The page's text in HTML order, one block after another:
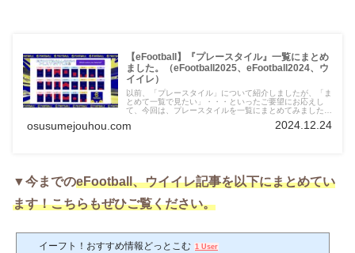
【eFootball】『プレースタイル』一覧にまとめ
ました。（eFootball2025、eFootball2024、ウ
イイレ）
以前、「プレースタイル」について紹介しましたが、「ま
とめて一覧で見たい」・・・といったご要望にお応えし
て、今回は、プレースタイルを一覧にまとめてみましたの
くお願いします。新記事の情報や、どうでも良いことつぶ
osusumejouhou.com 2024.12.24
▼今までのeFootball、ウイイレ記事を以下にまとめてい
ます！こちらもぜひご覧ください。
イーフト！おすすめ情報どっとこむ 1 User